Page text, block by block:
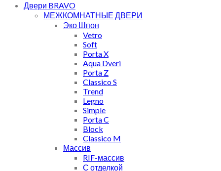
Двери BRAVO
МЕЖКОМНАТНЫЕ ДВЕРИ
Эко Шпон
Vetro
Soft
Porta X
Aqua Dveri
Porta Z
Classico S
Trend
Legno
Simple
Porta C
Block
Classico M
Массив
RIF-массив
С отделкой